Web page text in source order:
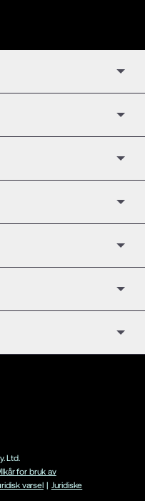
Ltd.
for bruk av
varsel | Juridiske